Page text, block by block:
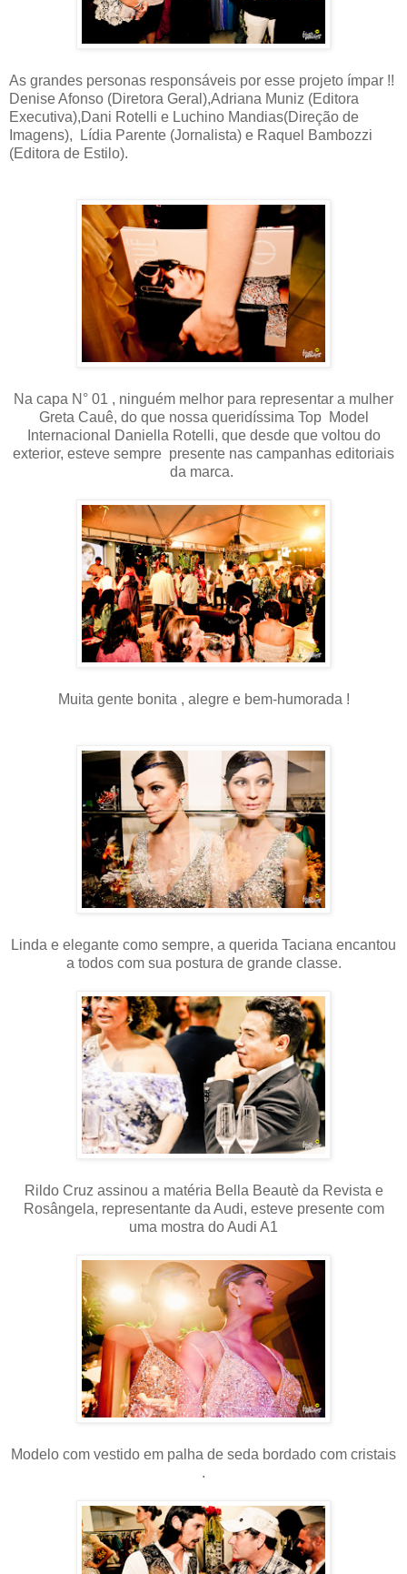
As grandes personas responsáveis por esse projeto ímpar !!
Denise Afonso (Diretora Geral),Adriana Muniz (Editora
Executiva),Dani Rotelli e Luchino Mandias(Direção de
Imagens), Lídia Parente (Jornalista) e Raquel Bambozzi
(Editora de Estilo).
Na capa N° 01 , ninguém melhor para representar a mulher
Greta Cauê, do que nossa queridíssima Top Model
Internacional Daniella Rotelli, que desde que voltou do
exterior, esteve sempre presente nas campanhas editoriais
da marca.
Muita gente bonita , alegre e bem-humorada !
Linda e elegante como sempre, a querida Taciana encantou
a todos com sua postura de grande classe.
Rildo Cruz assinou a matéria Bella Beautè da Revista e
Rosângela, representante da Audi, esteve presente com
uma mostra do Audi A1
Modelo com vestido em palha de seda bordado com cristais
.